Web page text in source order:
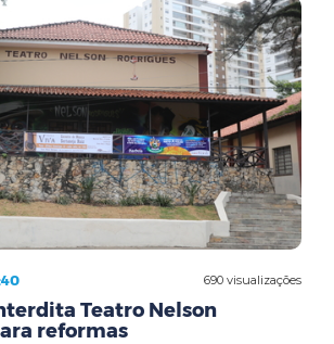
690 visualizações
Teatro Nelson
reformas